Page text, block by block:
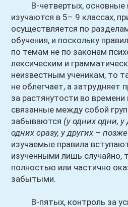
В-четвертых, основные
изучаются в 5– 9 классах,
осуществляется по
обучения, и поскольку
по темам не по законам
лексическим и
неизвестным ученикам, то
не облегчает, а затрудняет
за растянутости во времени
связанные между собой
забываются (у одних одни, у
одних сразу, у других –
изучаемые правила
изученными лишь случайно,
полностью или частично
забытыми.
В-пятых, контроль за